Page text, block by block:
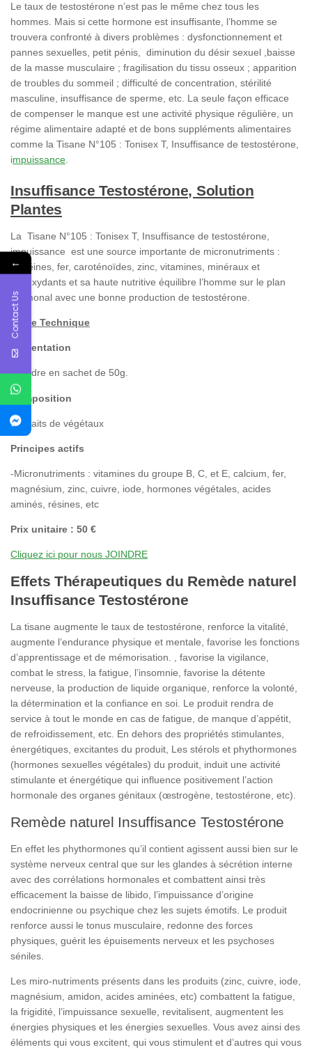
Le taux de testostérone n’est pas le même chez tous les
hommes. Mais si cette hormone est insuffisante, l’homme se
trouvera confronté à divers problèmes : dysfonctionnement et
pannes sexuelles, petit pénis, diminution du désir sexuel ,baisse
de la masse musculaire ; fragilisation du tissu osseux ; apparition
de troubles du sommeil ; difficulté de concentration, stérilité
masculine, insuffisance de sperme, etc. La seule façon efficace
de compenser le manque est une activité physique régulière, un
régime alimentaire adapté et de bons suppléments alimentaires
comme la Tisane N°105 : Tonisex T, Insuffisance de testostérone,
impuissance
Insuffisance Testostérone, Solution
Plantes
La Tisane N°105 : Tonisex T, Insuffisance de testostérone,
impuissance est une source importante de micronutriments :
protéines, fer, caroténoïdes, zinc, vitamines, minéraux et
antioxydants et sa haute nutritive équilibre l’homme sur le plan
hormonal avec une bonne production de testostérone.
Fiche Technique
Présentation
-Poudre en sachet de 50g.
Composition
-Extraits de végétaux
Principes actifs
-Micronutriments : vitamines du groupe B, C, et E, calcium, fer,
magnésium, zinc, cuivre, iode, hormones végétales, acides
aminés, résines, etc
Prix unitaire : 50 €
Cliquez ici pour nous JOINDRE
Effets Thérapeutiques du Remède naturel
Insuffisance Testostérone
La tisane augmente le taux de testostérone, renforce la vitalité,
augmente l’endurance physique et mentale, favorise les fonctions
d’apprentissage et de mémorisation. , favorise la vigilance,
combat le stress, la fatigue, l’insomnie, favorise la détente
nerveuse, la production de liquide organique, renforce la volonté,
la détermination et la confiance en soi. Le produit rendra de
service à tout le monde en cas de fatigue, de manque d’appétit,
de refroidissement, etc. En dehors des propriétés stimulantes,
énergétiques, excitantes du produit, Les stérols et phythormones
(hormones sexuelles végétales) du produit, induit une activité
stimulante et énergétique qui influence positivement l’action
hormonale des organes génitaux (œstrogène, testostérone, etc).
Remède naturel Insuffisance Testostérone
En effet les phythormones qu’il contient agissent aussi bien sur le
système nerveux central que sur les glandes à sécrétion interne
avec des corrélations hormonales et combattent ainsi très
efficacement la baisse de libido, l’impuissance d’origine
endocrinienne ou psychique chez les sujets émotifs. Le produit
renforce aussi le tonus musculaire, redonne des forces
physiques, guérit les épuisements nerveux et les psychoses
séniles.
Les miro-nutriments présents dans les produits (zinc, cuivre, iode,
magnésium, amidon, acides aminées, etc) combattent la fatigue,
la frigidité, l’impuissance sexuelle, revitalisent, augmentent les
énergies physiques et les énergies sexuelles. Vous avez ainsi des
éléments qui vous excitent, qui vous stimulent et d’autres qui vous
←
Contact Us